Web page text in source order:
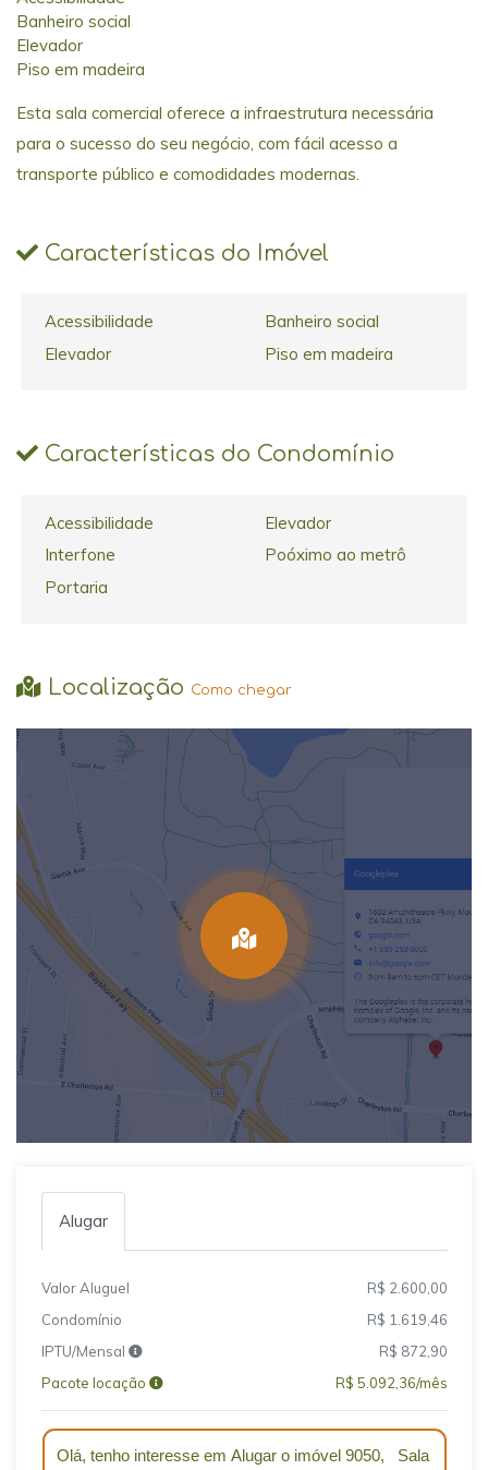
Banheiro social
Elevador
Piso em madeira
Esta sala comercial oferece a infraestrutura necessária
para o sucesso do seu negócio, com fácil acesso a
transporte público e comodidades modernas.
Características do Imóvel
Acessibilidade
Banheiro social
Elevador
Piso em madeira
Características do Condomínio
Acessibilidade
Elevador
Interfone
Poóximo ao metrô
Portaria
Localização Como chegar
Alugar
Valor Aluguel
R$ 2.600,00
Condomínio
R$ 1.619,46
IPTU/Mensal
R$ 872,90
Pacote locação
R$ 5.092,36/mês
Qual o melhor dia e horário pra você?